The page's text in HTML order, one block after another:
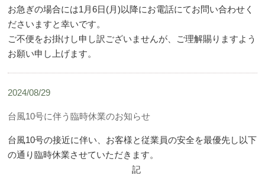
お急ぎの場合には1月6日(月)以降にお電話にてお問い合わせく
ださいますと幸いです。
ご不便をお掛けし申し訳ございませんが、ご理解賜りますよう
お願い申し上げます。
2024/08/29
台風10号に伴う臨時休業のお知らせ
台風10号の接近に伴い、お客様と従業員の安全を最優先し以下
の通り臨時休業させていただきます。
記